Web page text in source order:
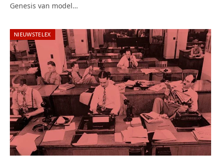
Genesis van model…
NIEUWSTELEX